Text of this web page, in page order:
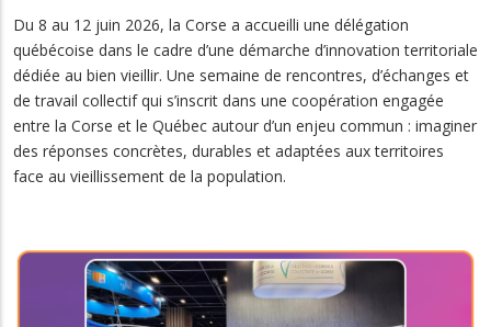
Du 8 au 12 juin 2026, la Corse a accueilli une délégation
québécoise dans le cadre d’une démarche d’innovation territoriale
dédiée au bien vieillir. Une semaine de rencontres, d’échanges et
de travail collectif qui s’inscrit dans une coopération engagée
entre la Corse et le Québec autour d’un enjeu commun : imaginer
des réponses concrètes, durables et adaptées aux territoires
face au vieillissement de la population.